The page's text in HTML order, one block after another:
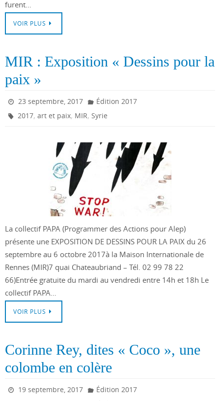
furent…
VOIR PLUS
MIR : Exposition « Dessins pour la
paix »
23 septembre, 2017
Édition 2017
2017,art et paix, MIR,Syrie
La collectif PAPA (Programmer des Actions pour Alep)
présente une EXPOSITION DE DESSINS POUR LA PAIX du 26
septembre au 6 octobre 2017à la Maison Internationale de
Rennes (MIR)7 quai Chateaubriand – Tél. 02 99 78 22
66)Entrée gratuite du mardi au vendredi entre 14h et 18h Le
collectif PAPA…
VOIR PLUS
Corinne Rey, dites « Coco », une
colombe en colère
19 septembre, 2017
Édition 2017